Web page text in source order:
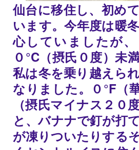
仙台に移住し、初め
います。今年度は暖
心していましたが
０°C（摂氏０度）未
私は冬を乗り越えら
なりました。０°F（
（摂氏マイナス２０
と、バナナで釘が打
が凍りついたりする